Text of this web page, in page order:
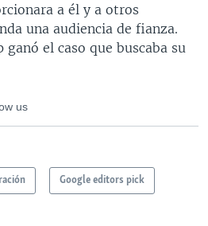
a él y a otros
una audiencia de fianza.
ganó el caso que buscaba su
us
Google editors pick